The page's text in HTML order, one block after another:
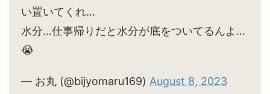
い置いてくれ…
水分…仕事帰りだと水分が底をついてるんよ…
😭
— お丸 (@bijyomaru169) August 8, 2023